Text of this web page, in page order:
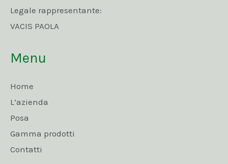
Legale rappresentante:
VACIS PAOLA
Menu
Home
L’azienda
Posa
Gamma prodotti
Contatti